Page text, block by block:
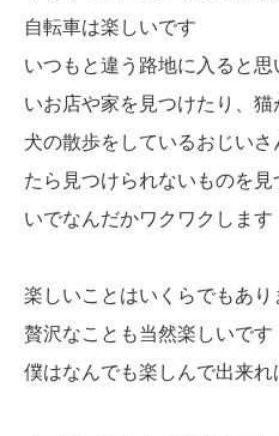
自転車は楽しいです
いつもと違う路地に入ると
いお店や家を見つけたり、猫
犬の散歩をしているおじい
たら見つけられないものを
いでなんだかワクワクします
楽しいことはいくらでもあり
贅沢なことも当然楽しいです
僕はなんでも楽しんで出来